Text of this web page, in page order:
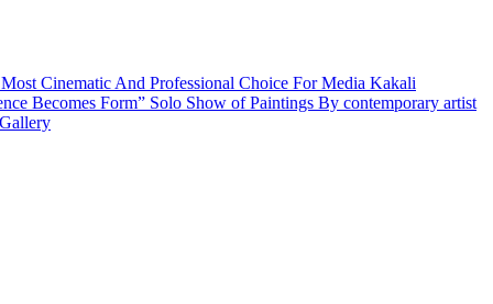
Cinematic And Professional Choice For Media Kakali
Becomes Form” Solo Show of Paintings By contemporary artist